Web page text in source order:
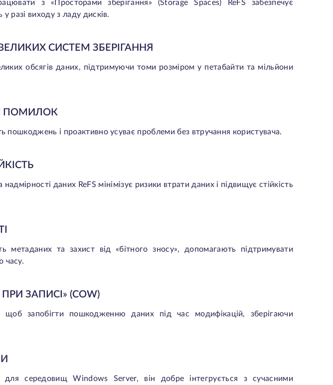
з «Просторами зберігання» (Storage Spaces) ReFS забезпечує
у разі виходу з ладу дисків.
СИСТЕМ ЗБЕРІГАННЯ
обсягів даних, підтримуючи томи розміром у петабайти та мільйони
ПОМИЛОК
пошкоджень і проактивно усуває проблеми без втручання користувача.
даних ReFS мінімізує ризики втрати даних і підвищує стійкість
метаданих та захист від «бітного зносу», допомагають підтримувати
часу.
ЗАПИСІ» (COW)
щоб запобігти пошкодженню даних під час модифікацій, зберігаючи
для середовищ Windows Server, він добре інтегрується з сучасними